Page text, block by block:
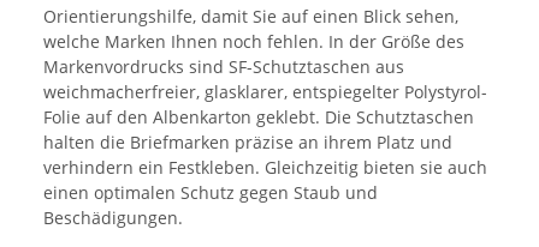
Orientierungshilfe, damit Sie auf einen Blick sehen,
welche Marken Ihnen noch fehlen. In der Größe des
Markenvordrucks sind SF-Schutztaschen aus
weichmacherfreier, glasklarer, entspiegelter Polystyrol-
Folie auf den Albenkarton geklebt. Die Schutztaschen
halten die Briefmarken präzise an ihrem Platz und
verhindern ein Festkleben. Gleichzeitig bieten sie auch
einen optimalen Schutz gegen Staub und
Beschädigungen.